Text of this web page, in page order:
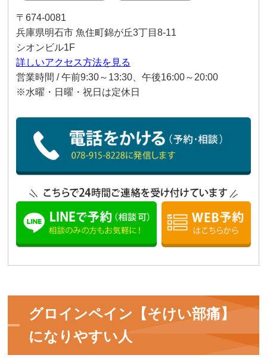
〒674-0081
兵庫県明石市 魚住町錦が丘3丁目8-11
シオンビル1F
詳しいアクセス方法を見る
営業時間 / 午前9:30～13:30、午後16:00～20:00
※水曜・日曜・祝日は定休日
グロインペイン【そけい部痛】
になりやすい人